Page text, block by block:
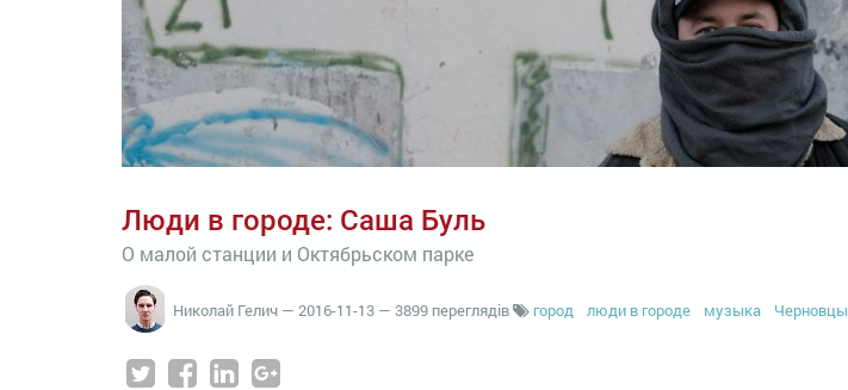
Люди в городе: Саша Буль
О малой станции и Октябрьском парке
Николай Гелич — 2016-11-13 — 3899 переглядів город люди в городе музыка Черновцы